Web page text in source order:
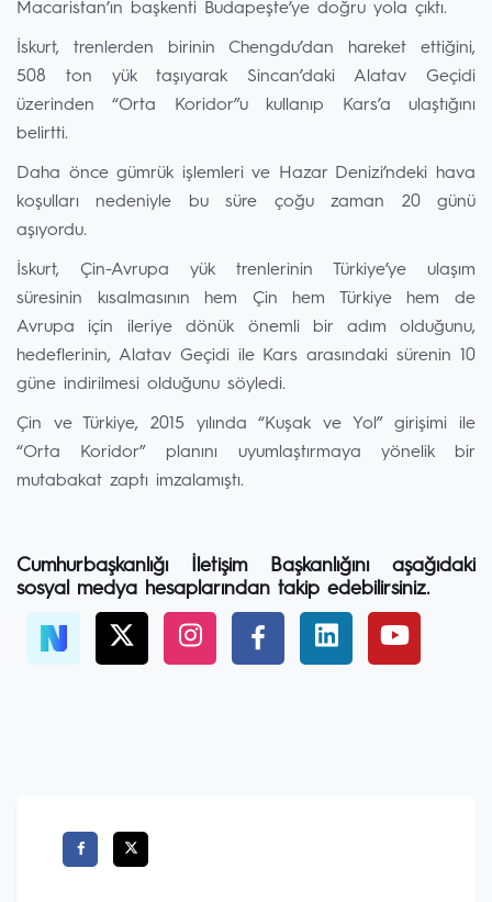
Macaristan’ın başkenti Budapeşte’ye doğru yola çıktı.
İskurt, trenlerden birinin Chengdu’dan hareket ettiğini,
508 ton yük taşıyarak Sincan’daki Alatav Geçidi
üzerinden “Orta Koridor”u kullanıp Kars’a ulaştığını
belirtti.
Daha önce gümrük işlemleri ve Hazar Denizi’ndeki hava
koşulları nedeniyle bu süre çoğu zaman 20 günü
aşıyordu.
İskurt, Çin-Avrupa yük trenlerinin Türkiye’ye ulaşım
süresinin kısalmasının hem Çin hem Türkiye hem de
Avrupa için ileriye dönük önemli bir adım olduğunu,
hedeflerinin, Alatav Geçidi ile Kars arasındaki sürenin 10
güne indirilmesi olduğunu söyledi.
Çin ve Türkiye, 2015 yılında “Kuşak ve Yol” girişimi ile
“Orta Koridor” planını uyumlaştırmaya yönelik bir
mutabakat zaptı imzalamıştı.
Cumhurbaşkanlığı İletişim Başkanlığını aşağıdaki
sosyal medya hesaplarından takip edebilirsiniz.